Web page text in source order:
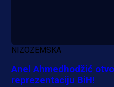
NIZOZEMSKA
Anel Ahmedhodžić
reprezentaciju BiH!